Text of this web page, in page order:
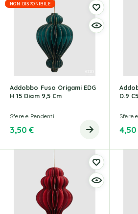
NON DISPONIBILE
Addobbo Fuso Origami EDG
H 15 Diam 9,5 Cm
Sfere e Pendenti
3,50€
D.9 C5
Sfere